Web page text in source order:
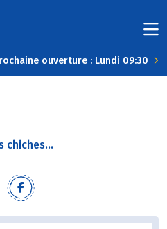
ouverture : Lundi 09:30
chiches...